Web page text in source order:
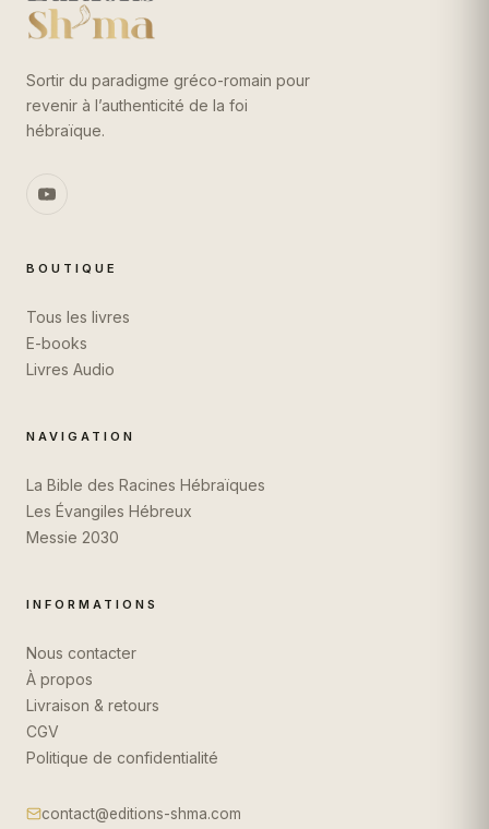
Sortir du paradigme gréco-romain pour
revenir à l’authenticité de la foi
hébraïque.
BOUTIQUE
Tous les livres
E-books
Livres Audio
NAVIGATION
La Bible des Racines Hébraïques
Les Évangiles Hébreux
Messie 2030
INFORMATIONS
Nous contacter
À propos
Livraison & retours
CGV
Politique de confidentialité
contact@editions-shma.com